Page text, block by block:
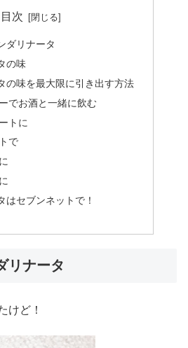
目次
リナータ
の味
の味を最大限に引き出す方法
でお酒と一緒に飲む
トに
で
はセブンネットで！
リナータ
けど！